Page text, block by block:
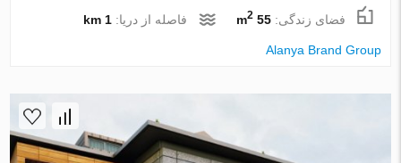
فضای زندگی:55 m
2 فاصله از دریا:1 km
Alanya Brand Group